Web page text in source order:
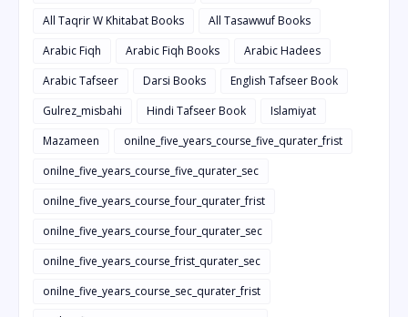
All Taqrir W Khitabat Books
All Tasawwuf Books
Arabic Fiqh
Arabic Fiqh Books
Arabic Hadees
Arabic Tafseer
Darsi Books
English Tafseer Book
Gulrez_misbahi
Hindi Tafseer Book
Islamiyat
Mazameen
onilne_five_years_course_five_qurater_frist
onilne_five_years_course_five_qurater_sec
onilne_five_years_course_four_qurater_frist
onilne_five_years_course_four_qurater_sec
onilne_five_years_course_frist_qurater_sec
onilne_five_years_course_sec_qurater_frist